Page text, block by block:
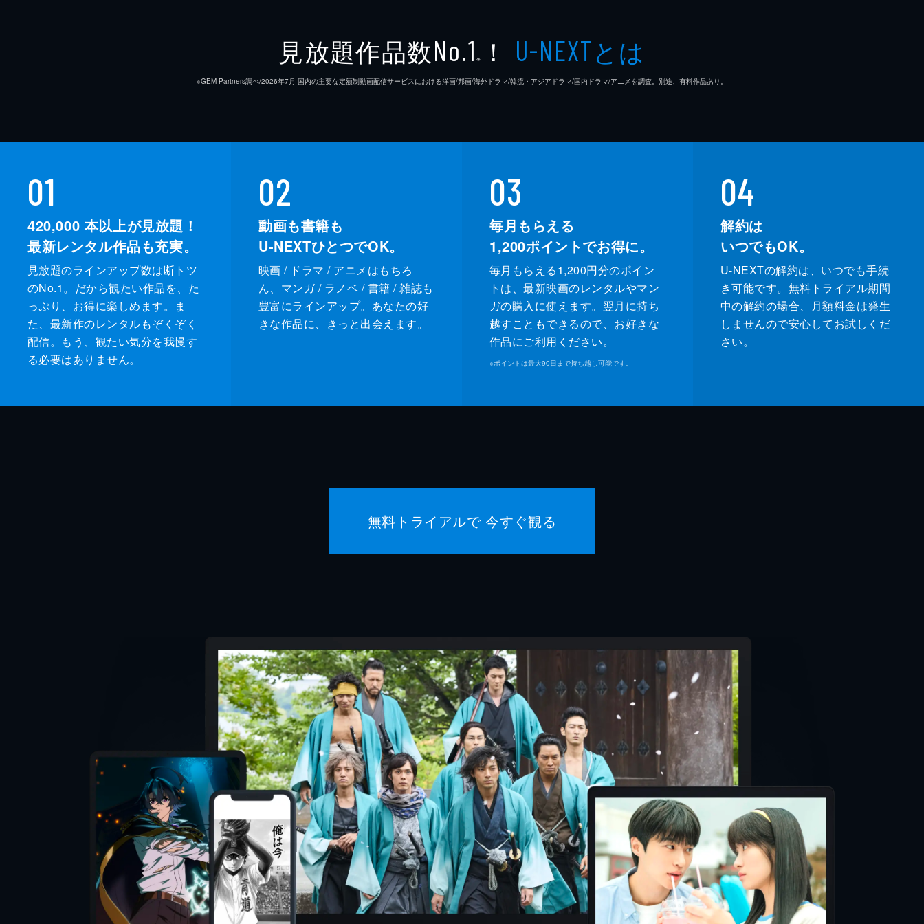
見放題作品数No.1 ※ ！ U-NEXTとは
※GEM Partners調べ/2026年7⽉ 国内の主要な定額制動画配信サービスにおける洋画/邦画/海外ドラマ/韓流・アジアドラマ/国内ドラマ/アニメを調査。別途、有料作品あり。
01
420,000 本以上が見放題！
最新レンタル作品も充実。
見放題のラインアップ数は断トツ
のNo.1。だから観たい作品を、た
っぷり、お得に楽しめます。ま
た、最新作のレンタルもぞくぞく
配信。もう、観たい気分を我慢す
る必要はありません。
02
動画も書籍も
U-NEXTひとつでOK。
映画 / ドラマ / アニメはもちろ
ん、マンガ / ラノベ / 書籍 / 雑誌も
豊富にラインアップ。あなたの好
きな作品に、きっと出会えます。
03
毎月もらえる
1,200ポイントでお得に。
毎月もらえる1,200円分のポイン
トは、最新映画のレンタルやマン
ガの購入に使えます。翌月に持ち
越すこともできるので、お好きな
作品にご利用ください。
※ポイントは最大90日まで持ち越し可能です。
04
解約は
いつでもOK。
U-NEXTの解約は、いつでも手続
き可能です。無料トライアル期間
中の解約の場合、月額料金は発生
しませんので安心してお試しくだ
さい。
無料トライアルで 今すぐ観る